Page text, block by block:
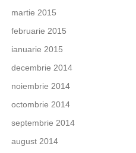
martie 2015
februarie 2015
ianuarie 2015
decembrie 2014
noiembrie 2014
octombrie 2014
septembrie 2014
august 2014